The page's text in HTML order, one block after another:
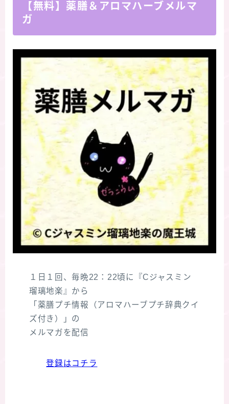
【無料】薬膳＆アロマハーブメルマ
ガ
１日１回、毎晩22：22頃に『Cジャスミン
瑠璃地楽』から
「薬膳プチ情報（アロマハーブプチ辞典クイ
ズ付き）」の
メルマガを配信
登録はコチラ